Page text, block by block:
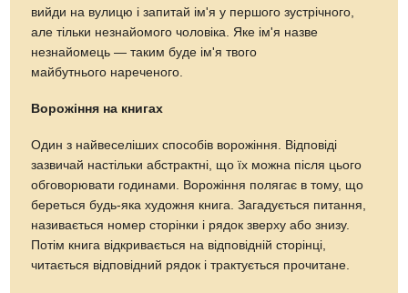
вийди на вулицю і запитай ім'я у першого зустрічного,
але тільки незнайомого чоловіка. Яке ім'я назве
незнайомець — таким буде ім'я твого
майбутнього нареченого.
Ворожіння на книгах
Один з найвеселіших способів ворожіння. Відповіді
зазвичай настільки абстрактні, що їх можна після цього
обговорювати годинами. Ворожіння полягає в тому, що
береться будь-яка художня книга. Загадується питання,
називається номер сторінки і рядок зверху або знизу.
Потім книга відкривається на відповідній сторінці,
читається відповідний рядок і трактується прочитане.